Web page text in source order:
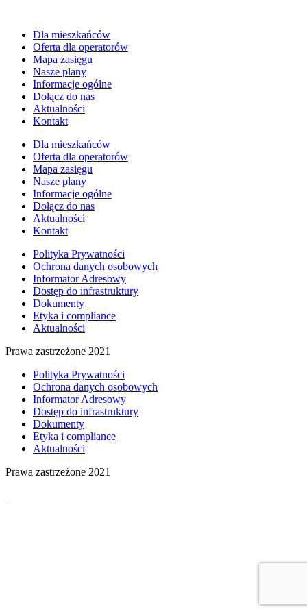
Dla mieszkańców
Oferta dla operatorów
Mapa zasięgu
Nasze plany
Informacje ogólne
Dołącz do nas
Aktualności
Kontakt
Dla mieszkańców
Oferta dla operatorów
Mapa zasięgu
Nasze plany
Informacje ogólne
Dołącz do nas
Aktualności
Kontakt
Polityka Prywatności
Ochrona danych osobowych
Informator Adresowy
Dostęp do infrastruktury
Dokumenty
Etyka i compliance
Aktualności
Prawa zastrzeżone 2021
Polityka Prywatności
Ochrona danych osobowych
Informator Adresowy
Dostęp do infrastruktury
Dokumenty
Etyka i compliance
Aktualności
Prawa zastrzeżone 2021